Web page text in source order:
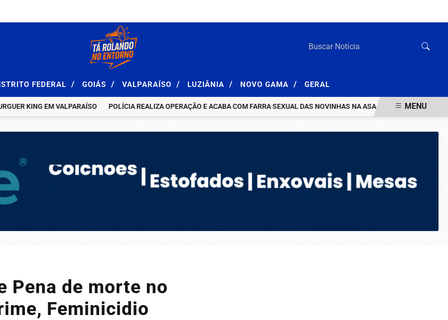
FEDERAL / GOIÁS / VALPARAÍSO / LUZIÂNIA / NOVO GAMA / GERAL
KING EM VALPARAÍSO POLÍCIA REALIZA OPERAÇÃO E ACABA COM FARRA SEXUAL DAS NOVINHAS NA ASA NORTE HOMEM
MENU
Pena de morte no
Feminicidio